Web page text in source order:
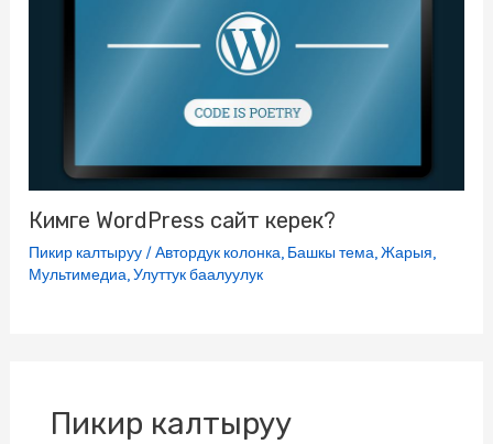
Кимге WordPress сайт керек?
Пикир калтыруу /Автордук колонка, Башкы тема,Жарыя,
Мультимедиа,Улуттук баалуулук
Пикир калтыруу